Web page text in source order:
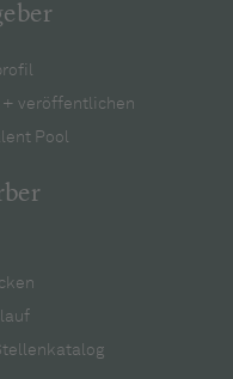
veröffentlichen
Pool